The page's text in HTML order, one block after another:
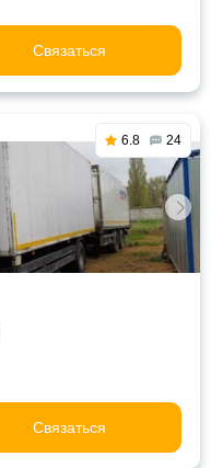
Связаться
6.8 24
Связаться